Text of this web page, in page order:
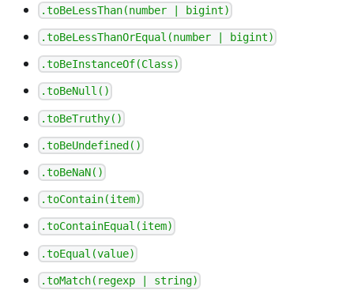
.toBeLessThan(number | bigint)
.toBeLessThanOrEqual(number | bigint)
.toBeInstanceOf(Class)
.toBeNull()
.toBeTruthy()
.toBeUndefined()
.toBeNaN()
.toContain(item)
.toContainEqual(item)
.toEqual(value)
.toMatch(regexp | string)